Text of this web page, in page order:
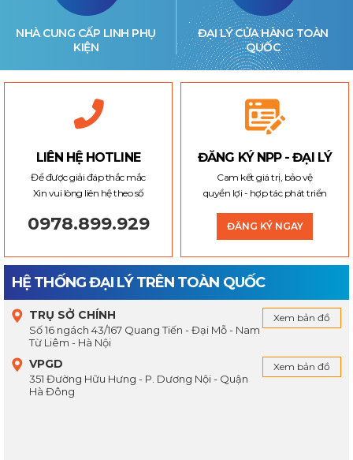
NHÀ CUNG CẤP LINH PHỤ
KIỆN
ĐẠI LÝ CỬA HÀNG TOÀN
QUỐC
LIÊN HỆ HOTLINE
Để được giải đáp thắc mắc
Xin vui lòng liên hệ theo số
0978.899.929
ĐĂNG KÝ NPP - ĐẠI LÝ
Cam kết giá trị, bảo vệ
quyền lợi - hợp tác phát triển
ĐĂNG KÝ NGAY
HỆ THỐNG ĐẠI LÝ TRÊN TOÀN QUỐC
Xem bản đồ
TRỤ SỞ CHÍNH
Số 16 ngách 43/167 Quang Tiến - Đại Mỗ - Nam
Từ Liêm - Hà Nội
Xem bản đồ
VPGD
351 Đường Hữu Hưng - P. Dương Nội - Quận
Hà Đông